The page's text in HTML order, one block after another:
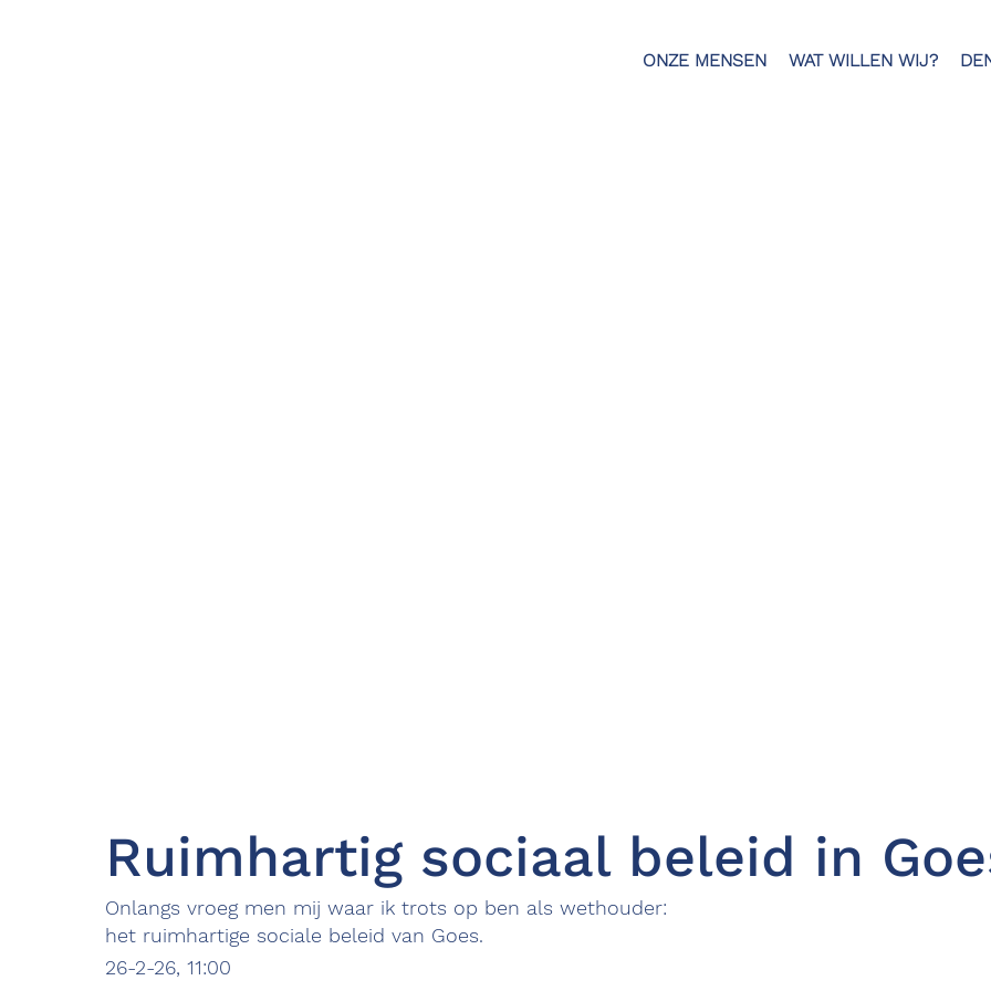
ONZE MENSEN WAT WILLEN WIJ?
Ruimhartig sociaal beleid in
Onlangs vroeg men mij waar ik trots op ben als wethouder:
het ruimhartige sociale beleid van Goes.
26-2-26, 11:00